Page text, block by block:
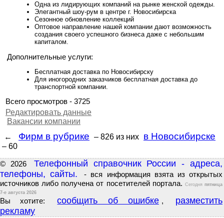
Одна из лидирующих компаний на рынке женской одежды.
Элегантный шоу-рум в центре г. Новосибирска
Сезонное обновление коллекций
Оптовое направление нашей компании дают возможность
создания своего успешного бизнеса даже с небольшим
капиталом.
Дополнительные услуги:
Бесплатная доставка по Новосибирску
Для иногородних заказчиков бесплатная доставка до
транспортной компании.
Всего просмотров - 3725
Редактировать данные
Вакансии компании
←
Фирм в рубрике – 826 из них в Новосибирске
– 60
© 2026
Телефонный справочник России - адреса,
телефоны, сайты.
- вся информация взята из открытых
источников либо получена от посетителей портала. Сегодняпятница
7-е августа 2026
Вы хотите: сообщить об ошибке ,
разместить
рекламу